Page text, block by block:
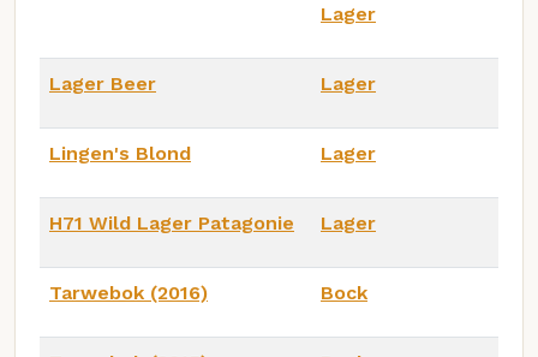
Lager
Lager Beer Lager
Lingen's Blond Lager
H71 Wild Lager Patagonie Lager
Tarwebok (2016) Bock